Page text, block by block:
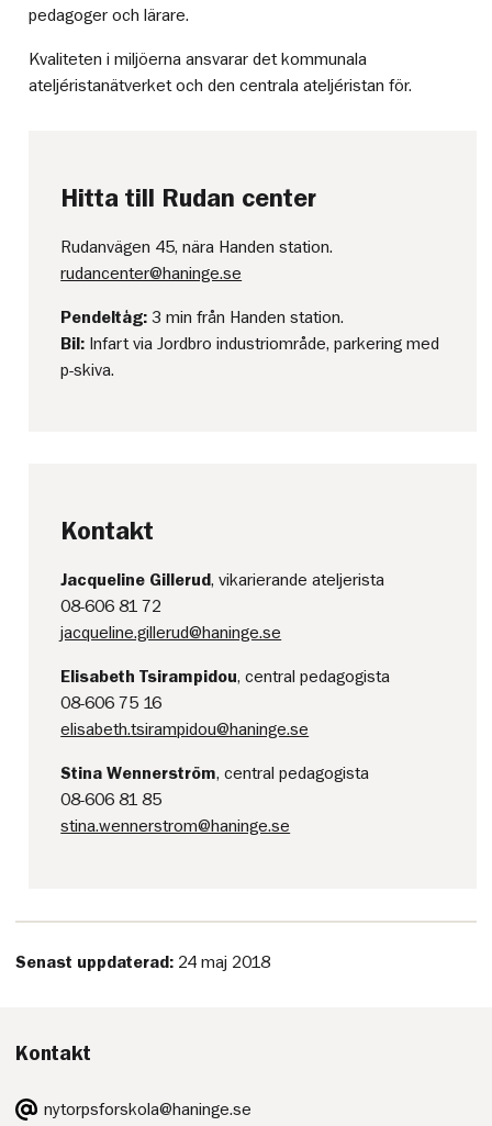
pedagoger och lärare.
Kvaliteten i miljöerna ansvarar det kommunala
ateljéristanätverket och den centrala ateljéristan för.
Hitta till Rudan center
Rudanvägen 45, nära Handen station.
rudancenter@haninge.se
Pendeltåg: 3 min från Handen station.
Bil: Infart via Jordbro industriområde, parkering med
p-skiva.
Kontakt
Jacqueline Gillerud, vikarierande ateljerista
08-606 81 72
jacqueline.gillerud@haninge.se
Elisabeth Tsirampidou, central pedagogista
08-606 75 16
elisabeth.tsirampidou@haninge.se
Stina Wennerström, central pedagogista
08-606 81 85
stina.wennerstrom@haninge.se
Senast uppdaterad: 24 maj 2018
Kontakt
E-
nytorpsforskola@haninge.se